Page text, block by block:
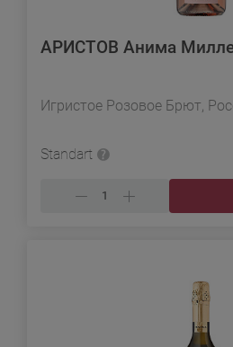
АРИСТОВ Анима
Игристое Розовое Брют,
Standart